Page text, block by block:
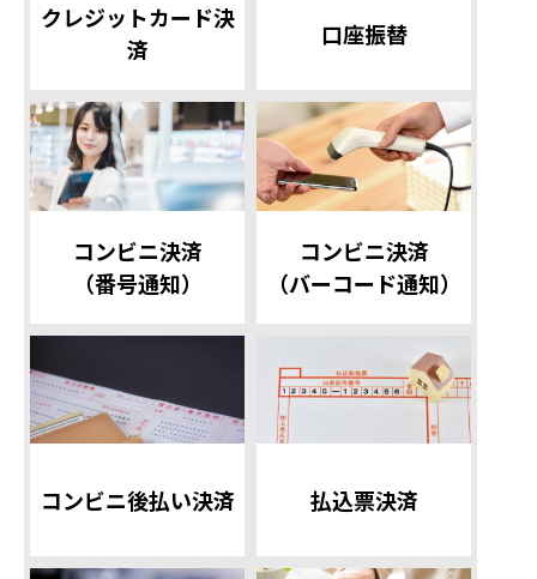
クレジットカード決
済
口座振替
コンビニ決済
（番号通知）
コンビニ決済
（バーコード通知）
コンビニ後払い決済 払込票決済